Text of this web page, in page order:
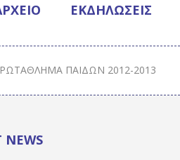
ΕΚΔΗΛΩΣΕΙΣ
ΠΑΊΔΩΝ 2012-2013
NEWS